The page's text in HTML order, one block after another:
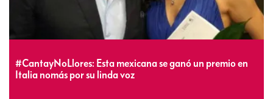
#CantayNoLlores: Esta mexicana se ganó un premio en
Italia nomás por su linda voz